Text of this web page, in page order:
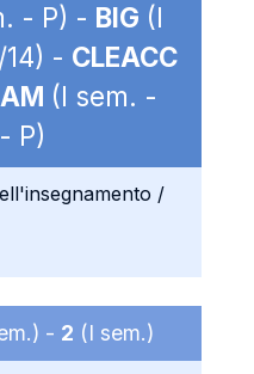
- P) - BIG (I
- CLEACC
(I sem. -
P)
/
- 2 (I sem.)